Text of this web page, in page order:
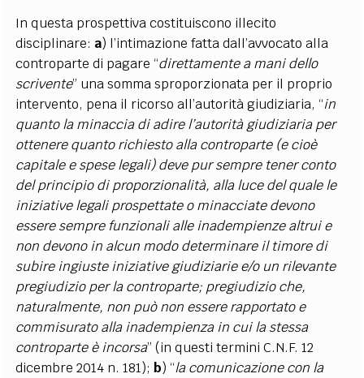
In questa prospettiva costituiscono illecito
disciplinare: a) l’intimazione fatta dall’avvocato alla
controparte di pagare “direttamente a mani dello
scrivente” una somma sproporzionata per il proprio
intervento, pena il ricorso all’autorità giudiziaria, “in
quanto la minaccia di adire l’autorità giudiziaria per
ottenere quanto richiesto alla controparte (e cioè
capitale e spese legali) deve pur sempre tener conto
del principio di proporzionalità, alla luce del quale le
iniziative legali prospettate o minacciate devono
essere sempre funzionali alle inadempienze altrui e
non devono in alcun modo determinare il timore di
subire ingiuste iniziative giudiziarie e/o un rilevante
pregiudizio per la controparte; pregiudizio che,
naturalmente, non può non essere rapportato e
commisurato alla inadempienza in cui la stessa
controparte è incorsa” (in questi termini C.N.F. 12
dicembre 2014 n. 181);b) “la comunicazione con la